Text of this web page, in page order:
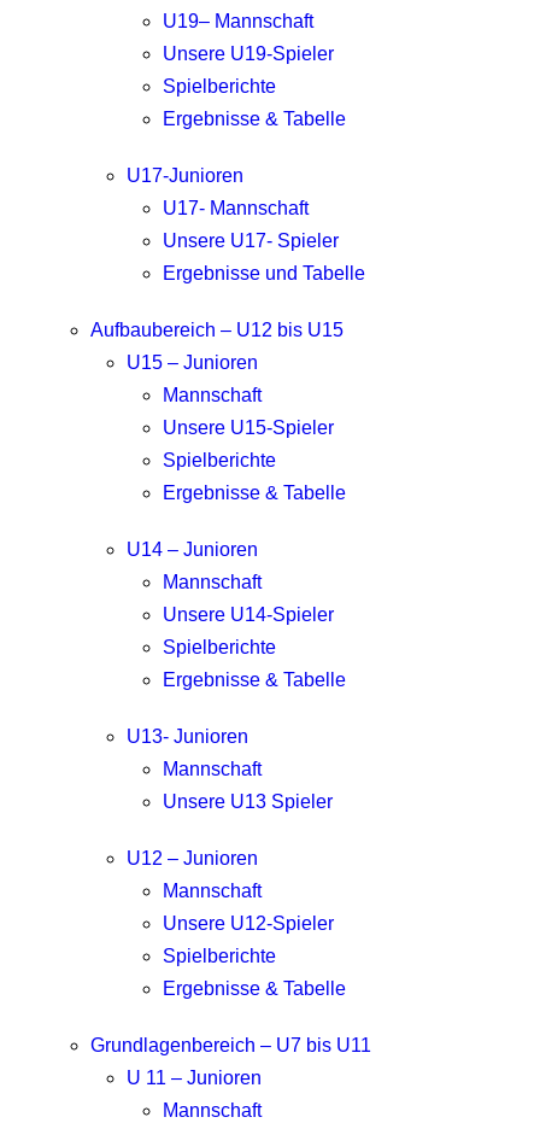
U19– Mannschaft
Unsere U19-Spieler
Spielberichte
Ergebnisse & Tabelle
U17-Junioren
U17- Mannschaft
Unsere U17- Spieler
Ergebnisse und Tabelle
Aufbaubereich – U12 bis U15
U15 – Junioren
Mannschaft
Unsere U15-Spieler
Spielberichte
Ergebnisse & Tabelle
U14 – Junioren
Mannschaft
Unsere U14-Spieler
Spielberichte
Ergebnisse & Tabelle
U13- Junioren
Mannschaft
Unsere U13 Spieler
U12 – Junioren
Mannschaft
Unsere U12-Spieler
Spielberichte
Ergebnisse & Tabelle
Grundlagenbereich – U7 bis U11
U 11 – Junioren
Mannschaft